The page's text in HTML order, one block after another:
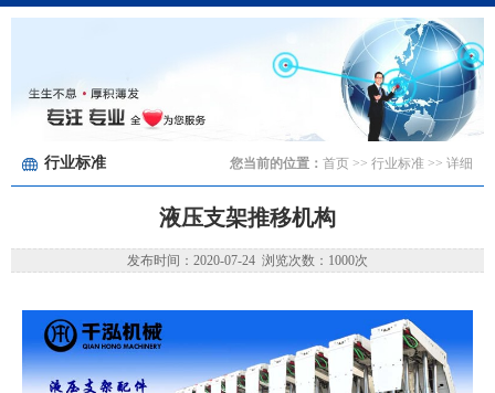
您当前的位置： 首页 >> 行业标准 >> 详细
行业标准
液压支架推移机构
发布时间：2020-07-24 浏览次数：1000次